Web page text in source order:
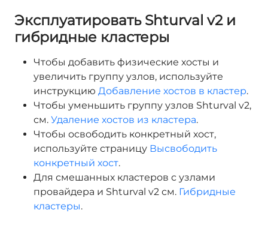
Эксплуатировать Shturval v2 и
гибридные кластеры
Чтобы добавить физические хосты и
увеличить группу узлов, используйте
инструкцию Добавление хостов в кластер.
Чтобы уменьшить группу узлов Shturval v2,
см. Удаление хостов из кластера.
Чтобы освободить конкретный хост,
используйте страницу Высвободить
конкретный хост.
Для смешанных кластеров с узлами
провайдера и Shturval v2 см. Гибридные
кластеры.